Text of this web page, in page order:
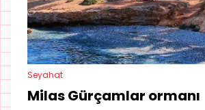
Seyahat
Milas Gürçamlar ormanı